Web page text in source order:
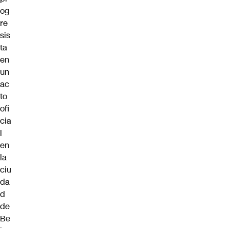
og
re
sis
ta
en
un
ac
to
ofi
cia
l
en
la
ciu
da
d
de
Be